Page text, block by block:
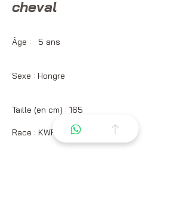
cheval
Âge : 5 ans
Sexe : Hongre
Taille (en cm) : 165
Race : KWPN